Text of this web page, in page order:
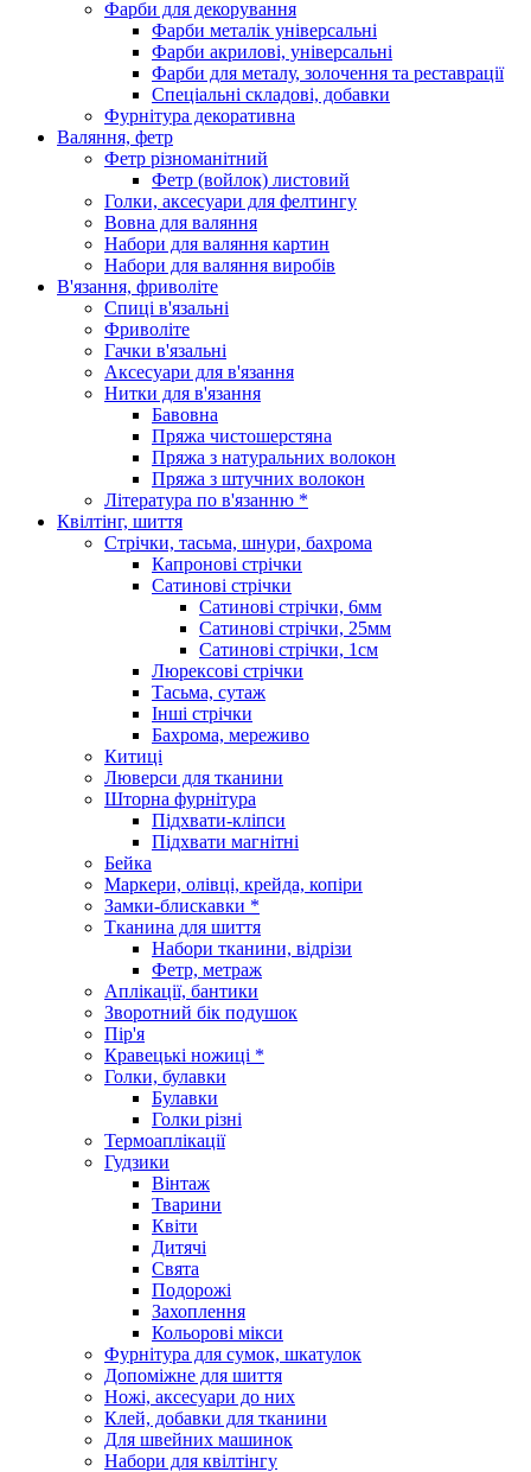
Фарби для декорування
Фарби металік універсальні
Фарби акрилові, універсальні
Фарби для металу, золочення та реставрації
Спеціальні складові, добавки
Фурнітура декоративна
Валяння, фетр
Фетр різноманітний
Фетр (войлок) листовий
Голки, аксесуари для фелтингу
Вовна для валяння
Набори для валяння картин
Набори для валяння виробів
В'язання, фриволіте
Спиці в'язальні
Фриволіте
Гачки в'язальні
Аксесуари для в'язання
Нитки для в'язання
Бавовна
Пряжа чистошерстяна
Пряжа з натуральних волокон
Пряжа з штучних волокон
Література по в'язанню *
Квілтінг, шиття
Стрічки, тасьма, шнури, бахрома
Капронові стрічки
Сатинові стрічки
Сатинові стрічки, 6мм
Сатинові стрічки, 25мм
Сатинові стрічки, 1см
Люрексові стрічки
Тасьма, сутаж
Інші стрічки
Бахрома, мереживо
Китиці
Люверси для тканини
Шторна фурнітура
Підхвати-кліпси
Підхвати магнітні
Бейка
Маркери, олівці, крейда, копіри
Замки-блискавки *
Тканина для шиття
Набори тканини, відрізи
Фетр, метраж
Аплікації, бантики
Зворотний бік подушок
Пір'я
Кравецькі ножиці *
Голки, булавки
Булавки
Голки різні
Термоаплікації
Гудзики
Вінтаж
Тварини
Квіти
Дитячі
Свята
Подорожі
Захоплення
Кольорові мікси
Фурнітура для сумок, шкатулок
Допоміжне для шиття
Ножі, аксесуари до них
Клей, добавки для тканини
Для швейних машинок
Набори для квілтінгу